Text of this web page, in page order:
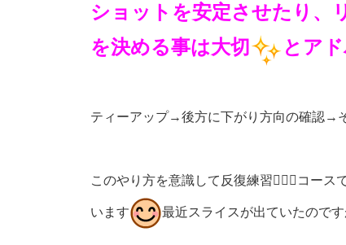
ショットを安定させたり、
を決める事は大切
とア
ティーアップ→後方に下がり方向の確認→
このやり方を意識して反復練習🏌🏻‍♂️コー
います 最近スライスが出ていたので